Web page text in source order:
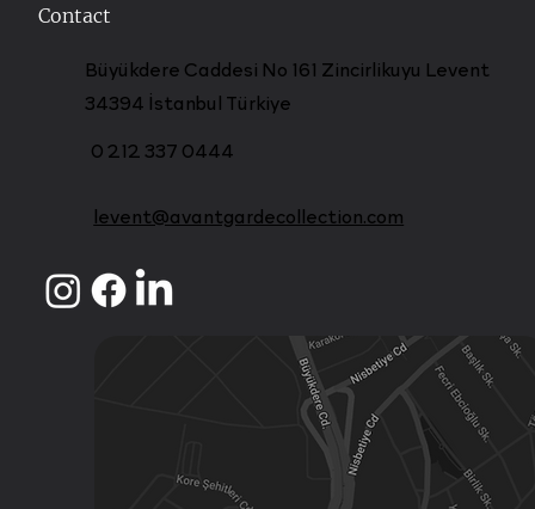
Contact
Büyükdere Caddesi No 161 Zincirlikuyu Levent
34394 İstanbul Türkiye
levent@avantgardecollection.com
0 212 337 0444